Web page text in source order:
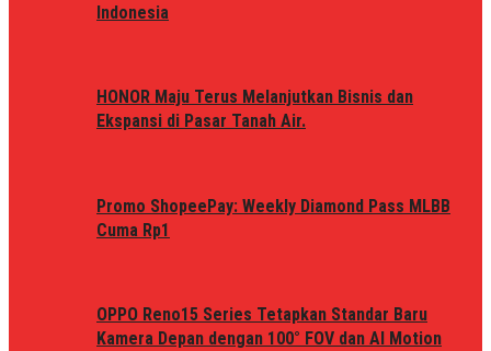
Indonesia
HONOR Maju Terus Melanjutkan Bisnis dan
Ekspansi di Pasar Tanah Air.
Promo ShopeePay: Weekly Diamond Pass MLBB
Cuma Rp1
OPPO Reno15 Series Tetapkan Standar Baru
Kamera Depan dengan 100° FOV dan AI Motion